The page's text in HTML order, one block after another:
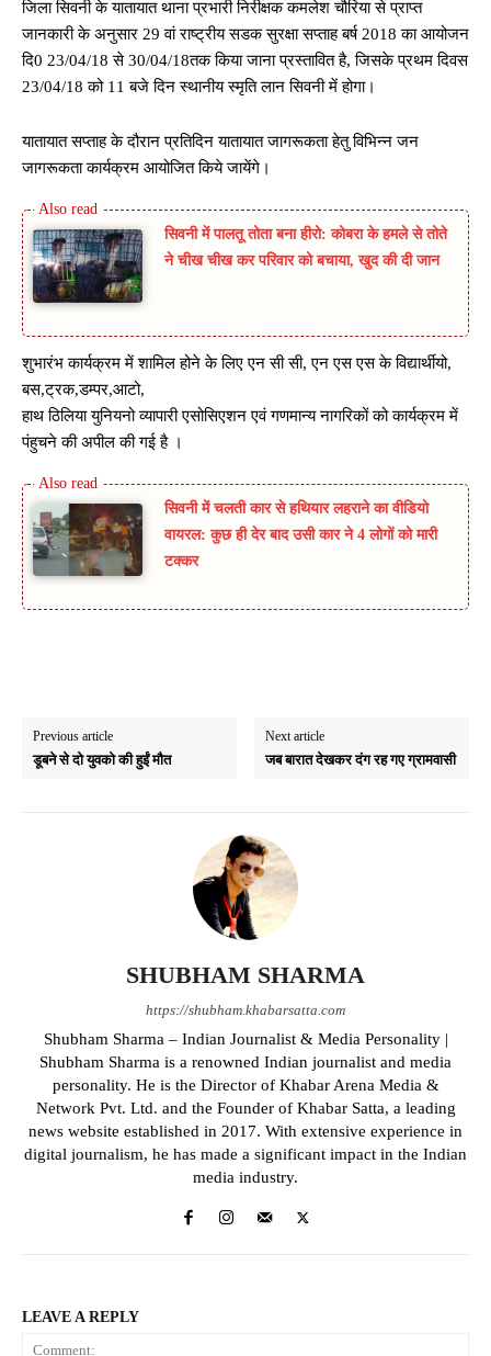
जिला सिवनी के यातायात थाना प्रभारी निरीक्षक कमलेश चौरिया से प्राप्त
जानकारी के अनुसार 29 वां राष्ट्रीय सडक सुरक्षा सप्ताह बर्ष 2018 का आयोजन
दि0 23/04/18 से 30/04/18तक किया जाना प्रस्तावित है, जिसके प्रथम दिवस
23/04/18 को 11 बजे दिन स्थानीय स्मृति लान सिवनी में होगा।
यातायात सप्ताह के दौरान प्रतिदिन यातायात जागरूकता हेतु विभिन्न जन
जागरूकता कार्यक्रम आयोजित किये जायेंगे।
सिवनी में पालतू तोता बना हीरो: कोबरा के हमले से तोते
ने चीख चीख कर परिवार को बचाया, खुद की दी जान
शुभारंभ कार्यक्रम में शामिल होने के लिए एन सी सी, एन एस एस के विद्यार्थीयो,
बस,ट्रक,डम्पर,आटो,
हाथ ठिलिया युनियनो व्यापारी एसोसिएशन एवं गणमान्य नागरिकों को कार्यक्रम में
पंहुचने की अपील की गई है ।
सिवनी में चलती कार से हथियार लहराने का वीडियो
वायरल: कुछ ही देर बाद उसी कार ने 4 लोगों को मारी
टक्कर
Previous article
डूबने से दो युवको की हुईं मौत
Next article
जब बारात देखकर दंग रह गए ग्रामवासी
SHUBHAM SHARMA
https://shubham.khabarsatta.com
Shubham Sharma – Indian Journalist & Media Personality |
Shubham Sharma is a renowned Indian journalist and media
personality. He is the Director of Khabar Arena Media &
Network Pvt. Ltd. and the Founder of Khabar Satta, a leading
news website established in 2017. With extensive experience in
digital journalism, he has made a significant impact in the Indian
media industry.
LEAVE A REPLY